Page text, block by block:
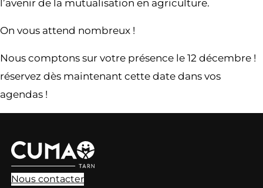
l’avenir de la mutualisation en agriculture.
On vous attend nombreux !
Nous comptons sur votre présence le 12 décembre !
réservez dès maintenant cette date dans vos
agendas !
Nous contacter